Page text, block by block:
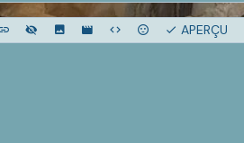
APERÇU